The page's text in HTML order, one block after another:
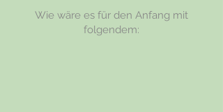
Wie wäre es für den Anfang mit
folgendem: